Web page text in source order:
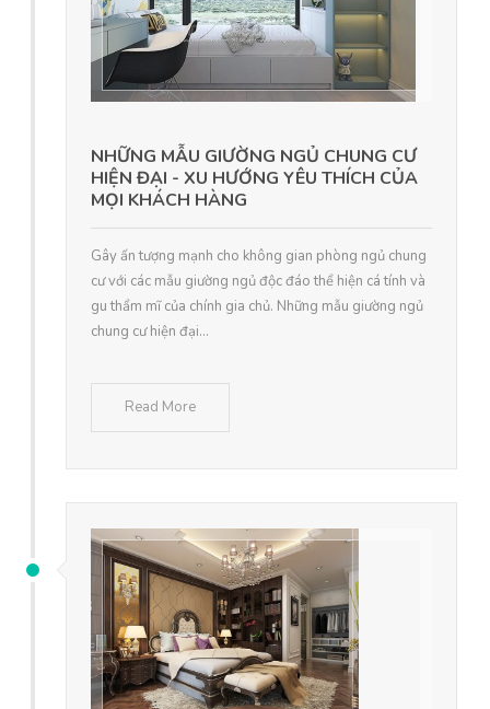
NHỮNG MẪU GIƯỜNG NGỦ CHUNG CƯ
HIỆN ĐẠI - XU HƯỚNG YÊU THÍCH CỦA
MỌI KHÁCH HÀNG
Gây ấn tượng mạnh cho không gian phòng ngủ chung
cư với các mẫu giường ngủ độc đáo thể hiện cá tính và
gu thẩm mĩ của chính gia chủ. Những mẫu giường ngủ
chung cư hiện đại...
Read More